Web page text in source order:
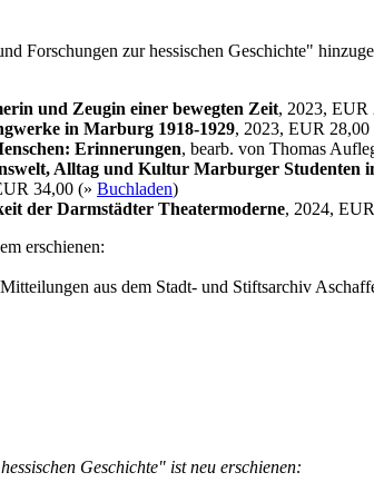
Forschungen zur hessischen Geschichte"
und Zeugin einer bewegten Zeit, 2023, EUR
in Marburg 1918-1929, 2023, EUR 28,00
Erinnerungen, bearb. von Thomas
Alltag und Kultur Marburger Studenten
34,00 (» Buchladen)
der Darmstädter Theatermoderne, 2024,
erschienen:
aus dem Stadt- und Stiftsarchiv
Geschichte" ist neu erschienen: